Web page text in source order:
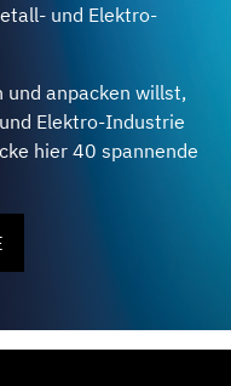
und Elektro-
und anpacken willst,
Elektro-Industrie
hier 40 spannende